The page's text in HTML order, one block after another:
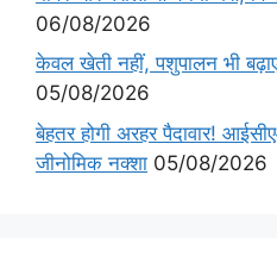
06/08/2026
केवल खेती नहीं, पशुपालन भी
05/08/2026
बेहतर होगी अरहर पैदावार!
जीनोमिक नक्शा 05/08/2026